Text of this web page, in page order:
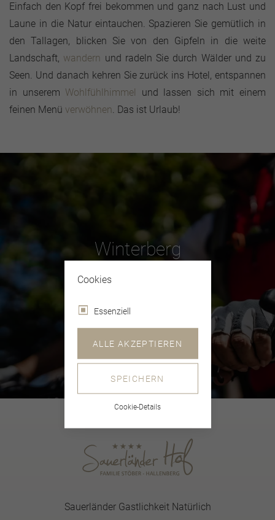
Einfach den Kopf frei bekommen und ganz nach Lust und
Laune in die Natur eintauchen. Spazieren Sie gemütlich in
den Tallagen, blicken Sie von den Gipfeln in die weite
Landschaft, wandern und radeln Sie durch Wälder und zu
Seen. Und danach kehren Sie zurück ins Hotel, entspannen
in unserem Wohlfühlhimmel
und lassen sich mit einem
feinen Menü verwöhnen. Das ist Urlaub!
Winterberg
HALLENBERG
Sauerländer Gastlichkeit Natürlich
Cookies
Essenziell
ALLE AKZEPTIEREN
SPEICHERN
Cookie-Details